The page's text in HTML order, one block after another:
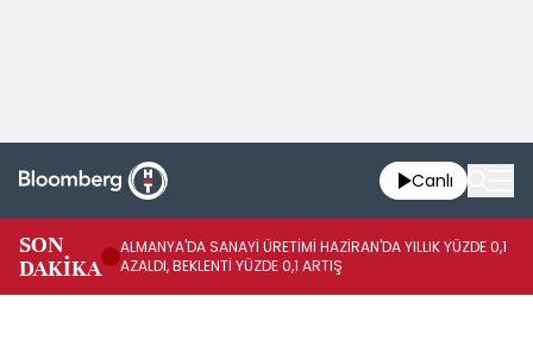
Canlı
SON
DAKİKA
ALMANYA'DA SANAYİ ÜRETİMİ HAZİRAN'DA YILLIK YÜZDE 0,1
AZALDI, BEKLENTİ YÜZDE 0,1 ARTIŞ